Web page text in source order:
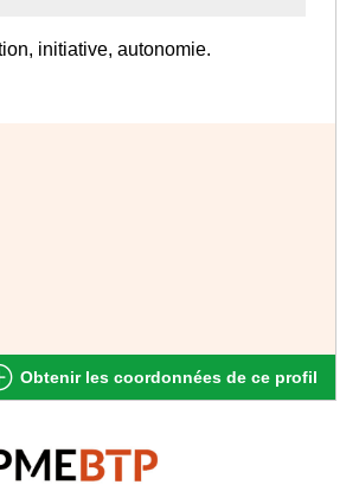
initiative, autonomie.
Obtenir les coordonnées de ce profil